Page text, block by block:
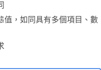
值，如同具有多個項目、數